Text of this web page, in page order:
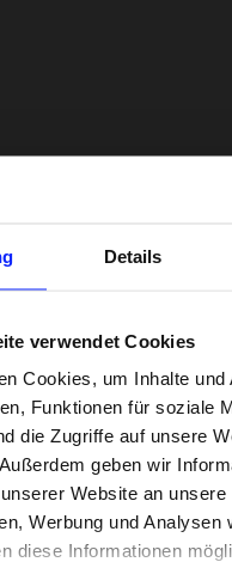
Details
verwendet Cookies
Cookies, um Inhalte und
Funktionen für soziale
die Zugriffe auf unsere
geben wir
Website an
Werbung und Analysen
diese Informationen